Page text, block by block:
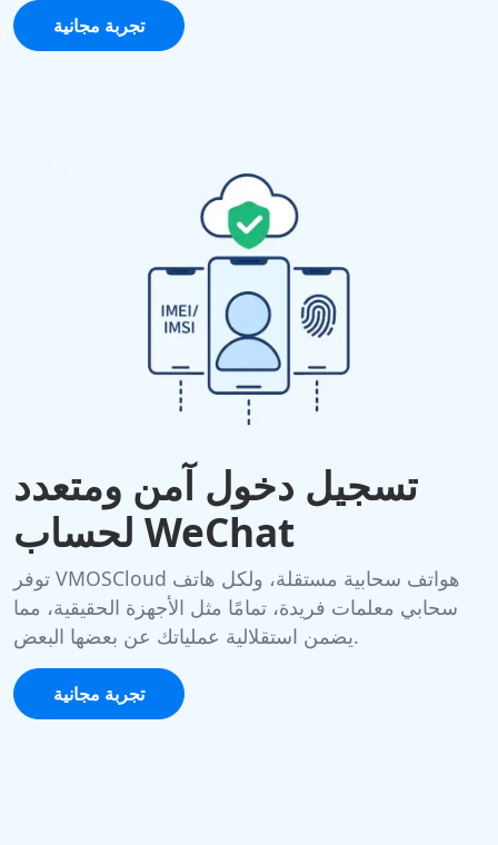
تجربة مجانية
تسجيل دخول آمن ومتعدد
لحساب WeChat
توفر VMOSCloud هواتف سحابية مستقلة، ولكل هاتف
سحابي معلمات فريدة، تمامًا مثل الأجهزة الحقيقية، مما
يضمن استقلالية عملياتك عن بعضها البعض.
تجربة مجانية